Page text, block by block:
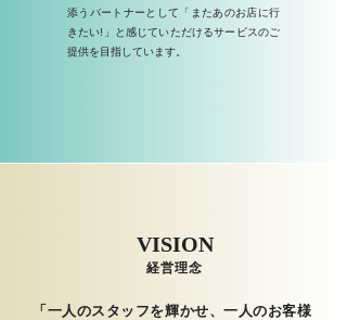
添うパートナーとして「またあのお店に行
きたい!」と感じていただけるサービスのご
提供を目指しています。
VISION
経営理念
「一人のスタッフを輝かせ、一人のお客様